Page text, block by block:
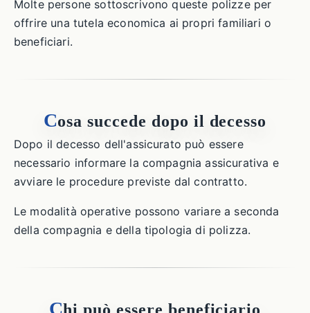
Molte persone sottoscrivono queste polizze per
offrire una tutela economica ai propri familiari o
beneficiari.
Cosa succede dopo il decesso
Dopo il decesso dell'assicurato può essere
necessario informare la compagnia assicurativa e
avviare le procedure previste dal contratto.
Le modalità operative possono variare a seconda
della compagnia e della tipologia di polizza.
C